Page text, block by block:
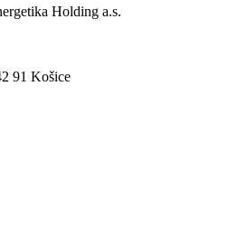
Holding a.s.
91 Košice